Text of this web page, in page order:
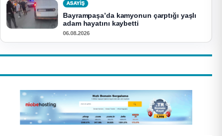
ASAYİŞ
Bayrampaşa’da kamyonun çarptığı yaşlı
adam hayatını kaybetti
06.08.2026